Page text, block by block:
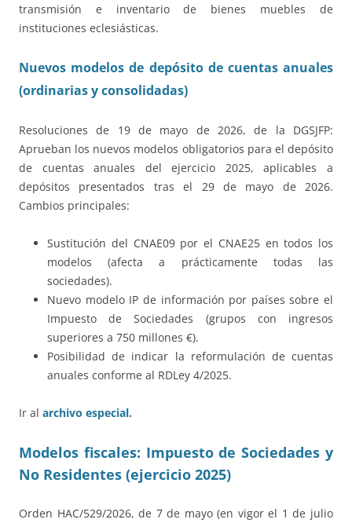
transmisión e inventario de bienes muebles de
instituciones eclesiásticas.
Nuevos modelos de depósito de cuentas anuales
(ordinarias y consolidadas)
Resoluciones de 19 de mayo de 2026, de la DGSJFP:
Aprueban los nuevos modelos obligatorios para el depósito
de cuentas anuales del ejercicio 2025, aplicables a
depósitos presentados tras el 29 de mayo de 2026.
Cambios principales:
Sustitución del CNAE09 por el CNAE25 en todos los
modelos (afecta a prácticamente todas las
sociedades).
Nuevo modelo IP de información por países sobre el
Impuesto de Sociedades (grupos con ingresos
superiores a 750 millones €).
Posibilidad de indicar la reformulación de cuentas
anuales conforme al RDLey 4/2025.
Ir al archivo especial.
Modelos fiscales: Impuesto de Sociedades y
No Residentes (ejercicio 2025)
Orden HAC/529/2026, de 7 de mayo (en vigor el 1 de julio